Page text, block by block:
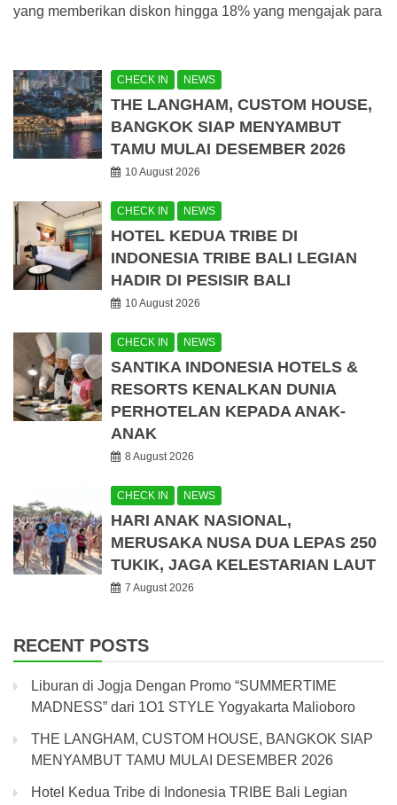
yang memberikan diskon hingga 18% yang mengajak para
CHECK IN NEWS
THE LANGHAM, CUSTOM HOUSE,
BANGKOK SIAP MENYAMBUT
TAMU MULAI DESEMBER 2026
10 August 2026
CHECK IN NEWS
HOTEL KEDUA TRIBE DI
INDONESIA TRIBE BALI LEGIAN
HADIR DI PESISIR BALI
10 August 2026
CHECK IN NEWS
SANTIKA INDONESIA HOTELS &
RESORTS KENALKAN DUNIA
PERHOTELAN KEPADA ANAK-
ANAK
8 August 2026
CHECK IN NEWS
HARI ANAK NASIONAL,
MERUSAKA NUSA DUA LEPAS 250
TUKIK, JAGA KELESTARIAN LAUT
7 August 2026
RECENT POSTS
Liburan di Jogja Dengan Promo “SUMMERTIME
MADNESS” dari 1O1 STYLE Yogyakarta Malioboro
THE LANGHAM, CUSTOM HOUSE, BANGKOK SIAP
MENYAMBUT TAMU MULAI DESEMBER 2026
Hotel Kedua Tribe di Indonesia TRIBE Bali Legian